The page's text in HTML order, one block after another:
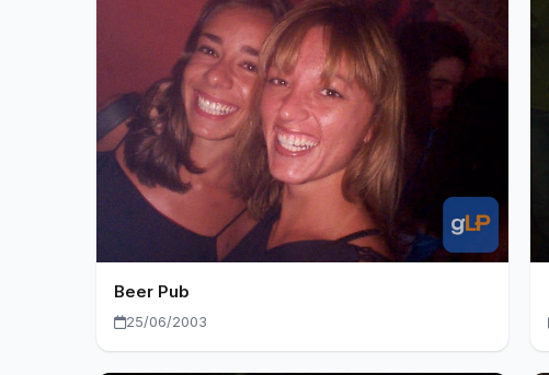
Beer Pub
25/06/2003